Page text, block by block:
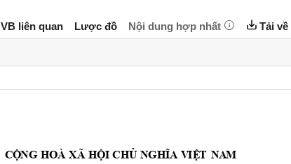
VB liên quan Lược đồ Nội dung hợp nhất Tải về
CỘNG HOÀ XÃ HỘI CHỦ NGHĨA VIỆT NAM